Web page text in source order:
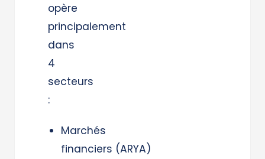
opère
principalement
dans
4
secteurs
:
Marchés
financiers (ARYA)